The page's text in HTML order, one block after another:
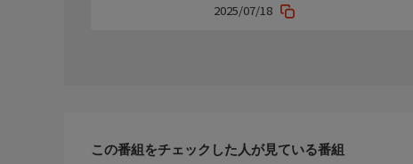
2025/07/18
この番組をチェックした人が見ている番組